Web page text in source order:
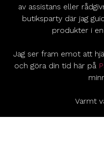
av assistans eller
butiksparty där jag
produkter i
Jag ser fram emot att
och göra din tid här på
Varmt